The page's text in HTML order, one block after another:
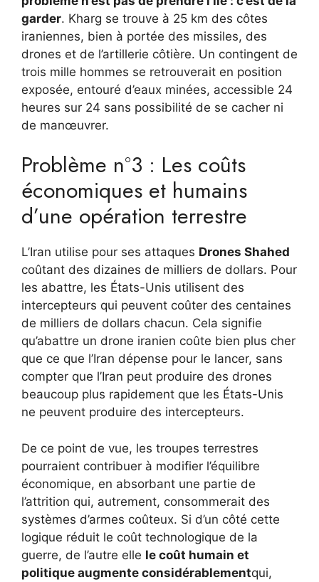
garder. Kharg se trouve à 25 km des côtes
iraniennes, bien à portée des missiles, des
drones et de l’artillerie côtière. Un contingent de
trois mille hommes se retrouverait en position
exposée, entouré d’eaux minées, accessible 24
heures sur 24 sans possibilité de se cacher ni
de manœuvrer.
Problème n°3 : Les coûts
économiques et humains
d’une opération terrestre
L’Iran utilise pour ses attaques Drones Shahed
coûtant des dizaines de milliers de dollars. Pour
les abattre, les États-Unis utilisent des
intercepteurs qui peuvent coûter des centaines
de milliers de dollars chacun. Cela signifie
qu’abattre un drone iranien coûte bien plus cher
que ce que l’Iran dépense pour le lancer, sans
compter que l’Iran peut produire des drones
beaucoup plus rapidement que les États-Unis
ne peuvent produire des intercepteurs.
De ce point de vue, les troupes terrestres
pourraient contribuer à modifier l’équilibre
économique, en absorbant une partie de
l’attrition qui, autrement, consommerait des
systèmes d’armes coûteux. Si d’un côté cette
logique réduit le coût technologique de la
guerre, de l’autre elle le coût humain et
politique augmente considérablementqui,